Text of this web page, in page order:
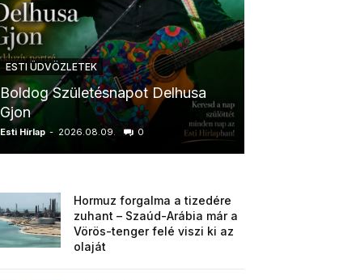
ESTI ÜDVÖZLETEK
Boldog Születésnapot Delhusa
Gjon
Esti Hírlap - 2026.08.09. 0
Hormuz forgalma a tizedére
zuhant – Szaúd-Arábia már a
Vörös-tenger felé viszi ki az
olaját